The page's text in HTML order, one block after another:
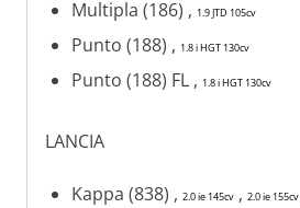
Multipla (186) , 1.9 JTD 105cv
Punto (188) , 1.8 i HGT 130cv
Punto (188) FL , 1.8 i HGT 130cv
LANCIA
Kappa (838) , 2.0 ie 145cv , 2.0 ie 155cv